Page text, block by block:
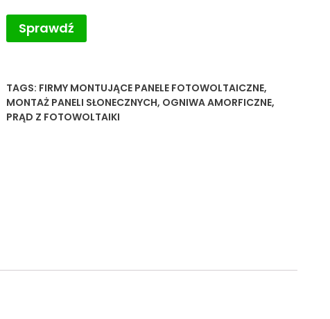
Sprawdź
TAGS: FIRMY MONTUJĄCE PANELE FOTOWOLTAICZNE,
MONTAŻ PANELI SŁONECZNYCH, OGNIWA AMORFICZNE,
PRĄD Z FOTOWOLTAIKI